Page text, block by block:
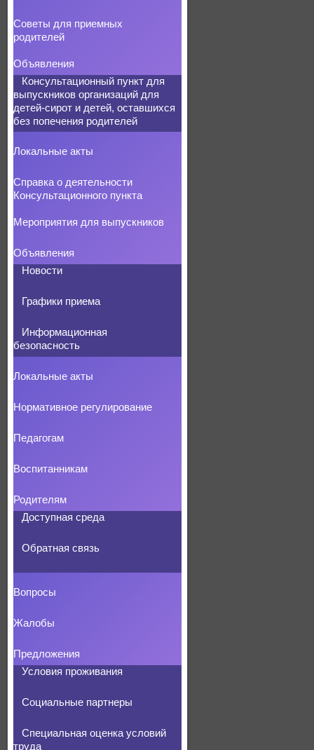
Советы для приемных
родителей
Объявления
Консультационный пункт для
выпускников организаций для
детей-сирот и детей, оставшихся
без попечения родителей
Локальные акты
Справка о деятельности
Консультационного пункта
Мероприятия для выпускников
Объявления
Новости
Графики приема
Информационная
безопасность
Локальные акты
Нормативное регулирование
Педагогам
Воспитанникам
Родителям
Доступная среда
Обратная связь
Вопросы
Жалобы
Предложения
Условия проживания
Социальные партнеры
Специальная оценка условий
труда